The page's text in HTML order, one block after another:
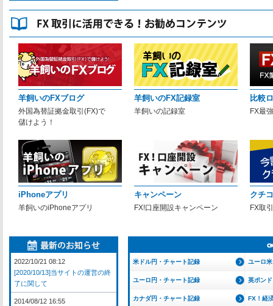
羊飼いのFXブログ
外国為替証拠金取引(FX)で
儲けよう！
羊飼いのFX記録室
羊飼いの記録室
比較
FX最
iPhoneアプリ
羊飼いのiPhoneアプリ
キャンペーン
FX!口座開設キャンペーン
クチ
FX取
米ドル円・チャート記録 ユーロ
ユーロ円・チャート記録 英ポン
カナダ円・チャート記録 FX！経
2022/10/21 08:12
[2020/10/13]当サイトの運営の終
了に関して
2014/08/12 16:55